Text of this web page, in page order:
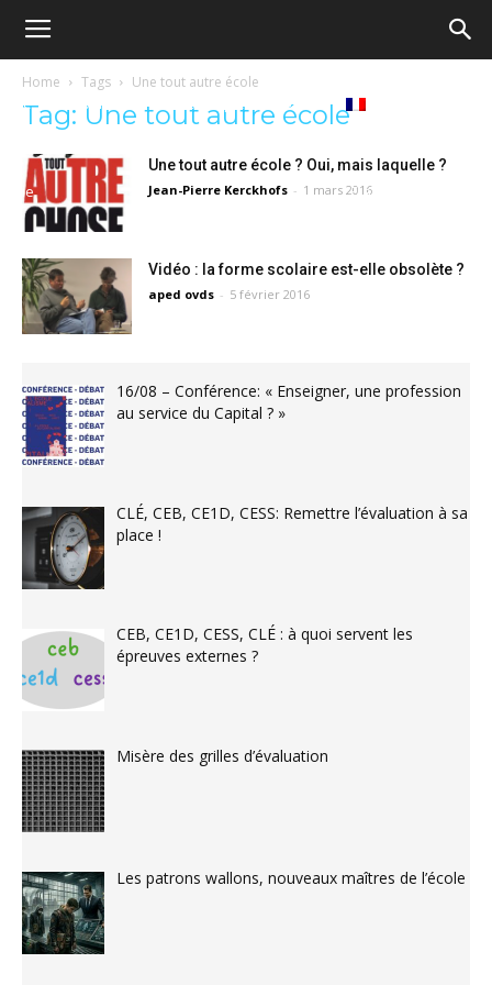
Ecole
démocratique
–
Democratische
school
Tribunes Médiathèque Livres
Français
Home Tags Une tout autre école
Tag: Une tout autre école
Une tout autre école ? Oui, mais laquelle ?
Jean-Pierre Kerckhofs - 1 mars 2016
Vidéo : la forme scolaire est-elle obsolète ?
aped ovds - 5 février 2016
16/08 – Conférence: « Enseigner, une profession
au service du Capital ? »
CLÉ, CEB, CE1D, CESS: Remettre l’évaluation à sa
place !
CEB, CE1D, CESS, CLÉ : à quoi servent les
épreuves externes ?
Misère des grilles d’évaluation
Les patrons wallons, nouveaux maîtres de l’école